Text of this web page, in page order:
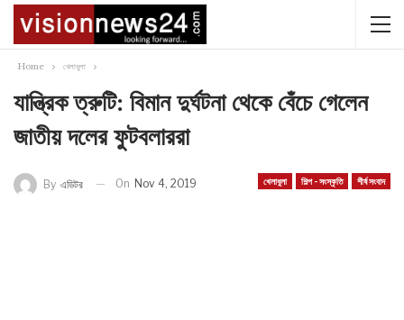
Home খেলাধুলা
যান্ত্রিক ত্রুটি: বিমান দুর্ঘটনা থেকে বেঁচে গেলেন
জাতীয় দলের ফুটবলাররা
খেলাধুলা শিল্প - সংস্কৃতি শীর্ষ সংবাদ
By এডিটর On Nov 4, 2019